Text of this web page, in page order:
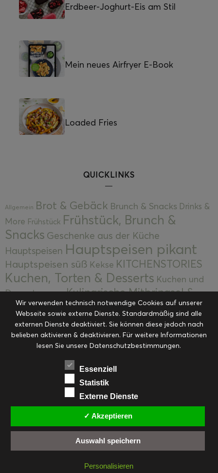
Erdbeer-Joghurt-Eis am Stil
Mein neues Airfryer E-Book
Loaded Fries
QUICKLINKS
Allgemein Brot & Gebäck Brunch & Snacks Drinks &
More Frühstück Frühstück, Brunch &
Snacks Geschenke aus der Küche
Hauptspeisen Hauptspeisen pikant
Hauptspeisen süß Kekse KITCHENSTORIES
Kuchen, Torten & Desserts Kuchen und
Desserts
Kulinarische Mitbringsel &
Eingemachtes Ohne Kategorie Ostern Resteküche
RezepteSaisonalSliderStartseite
Suppen, Salate & Vorspeisen Vorspeisen &
Vorspeisen, Salate & Suppen
Weihnachten Workshops & Events
PINTEREST
© cookiteasy.at by Simone Kemptner | powered byECKER Digital IT Solutions
Wir verwenden technisch notwendige Cookies auf unserer
Webseite sowie externe Dienste. Standardmäßig sind alle
externen Dienste deaktiviert. Sie können diese jedoch nach
belieben aktivieren & deaktivieren. Für weitere Informationen
lesen Sie unsere Datenschutzbestimmungen.
Essenziell
Statistik
Externe Dienste
✓ Akzeptieren
Auswahl speichern
Personalisieren